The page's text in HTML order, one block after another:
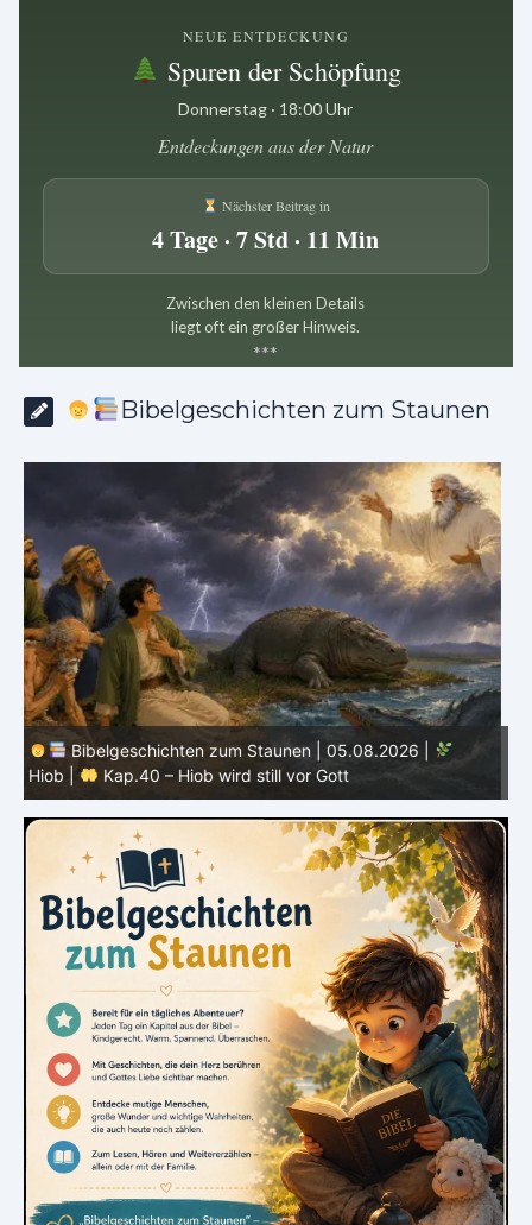
NEUE ENTDECKUNG
Spuren der Schöpfung
Donnerstag · 18:00 Uhr
Entdeckungen aus der Natur
Nächster Beitrag in
4 Tage · 7 Std · 11 Min
Zwischen den kleinen Details
liegt oft ein großer Hinweis.
***
Bibelgeschichten zum Staunen
Bibelgeschichten zum Staunen | 04.08.2026 |
Hiob |
Kap.39 – Gott zeigt Hiob die wilden Tiere